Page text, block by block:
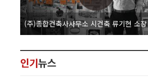
(주)종합건축사사무소 시건축 류기현 소장
인기뉴스